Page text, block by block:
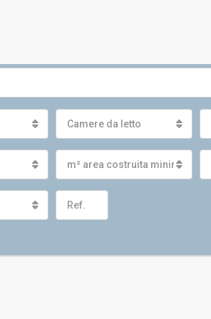
Camere da letto
m² area costruita minima